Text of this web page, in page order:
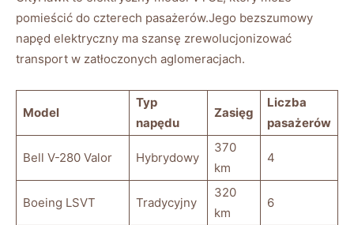
pomieścić do czterech pasażerów.Jego ⁢bezszumowy
napęd elektryczny⁣ ma szansę zrewolucjonizować
transport w zatłoczonych aglomeracjach.
Model
Typ
napędu
Zasięg
Liczba
pasażerów
Bell V-280 Valor Hybrydowy
370
km
4
Boeing LSVT Tradycyjny
320
km
6